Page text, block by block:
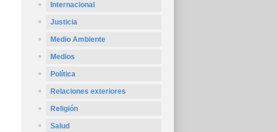
Internacional
Justicia
Medio Ambiente
Medios
Política
Relaciones exteriores
Religión
Salud